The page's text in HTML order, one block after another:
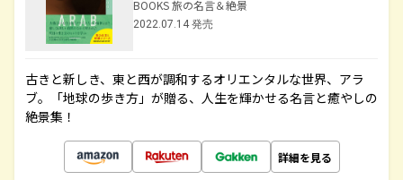
BOOKS 旅の名言＆絶景
2022.07.14 発売
古きと新しき、東と西が調和するオリエンタルな世界、アラ
ブ。「地球の歩き方」が贈る、人生を輝かせる名言と癒やしの
絶景集！
詳細を見る